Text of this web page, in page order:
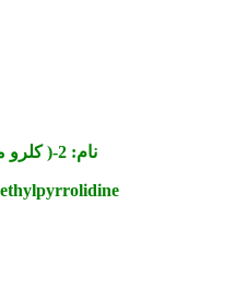
نام: 2-( کلرو متیل )-1- اتیل پیرولیدین هیدرو کلرید